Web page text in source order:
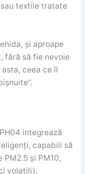
textile tratate
și aproape
fără să fie nevoie
ceea ce îl
integrează
capabili să
și PM10,
volatili),